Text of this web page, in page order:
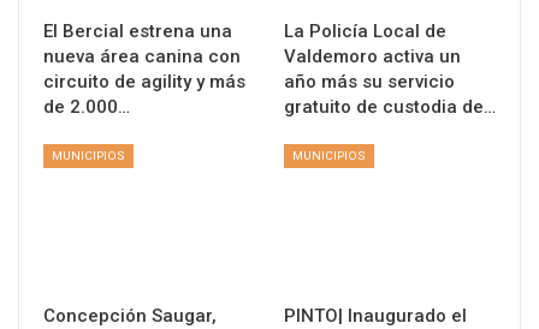
El Bercial estrena una
nueva área canina con
circuito de agility y más
de 2.000…
La Policía Local de
Valdemoro activa un
año más su servicio
gratuito de custodia de…
MUNICIPIOS
Concepción Saugar,
MUNICIPIOS
PINTO| Inaugurado el